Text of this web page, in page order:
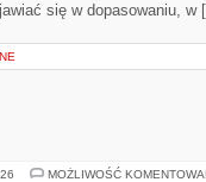
się w dopasowaniu,
MOŻLIWOŚĆ